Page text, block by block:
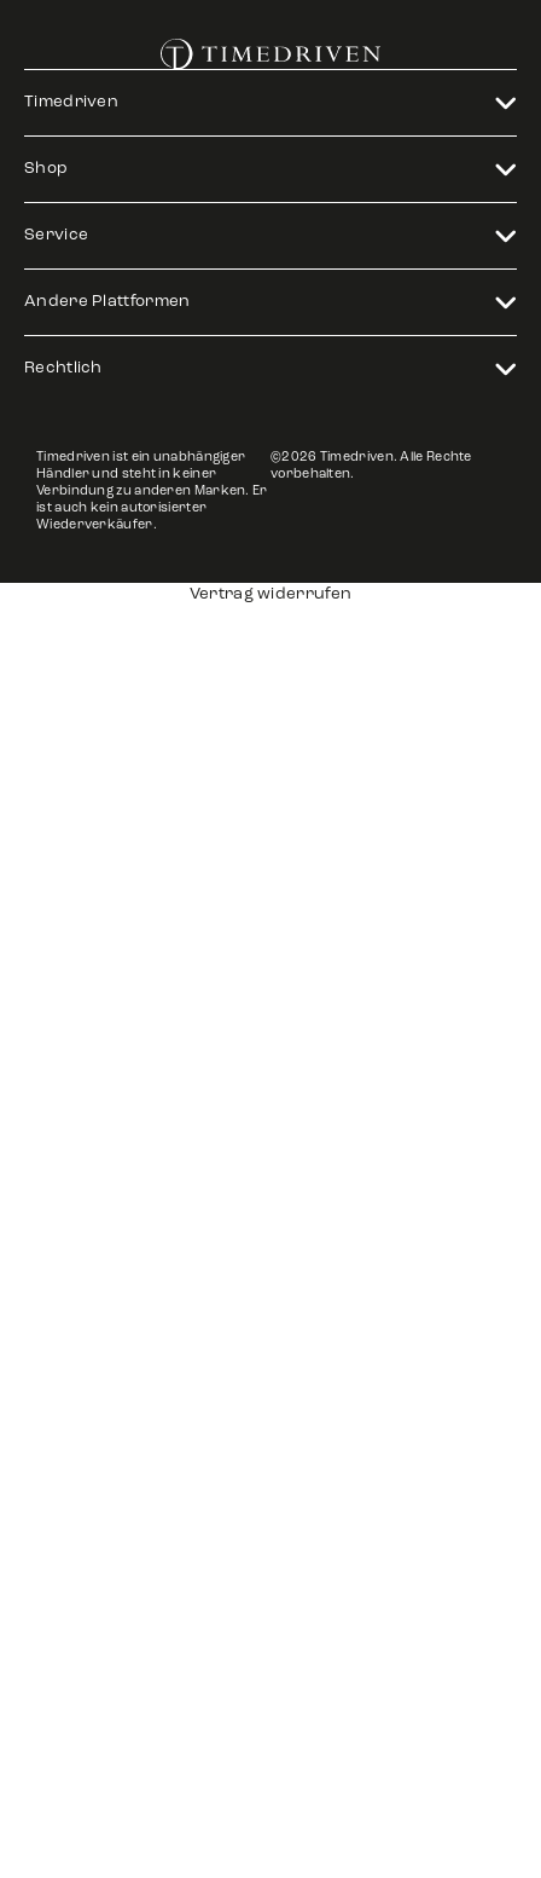
Timedriven
Shop
Service
Andere Plattformen
Rechtlich
Timedriven ist ein unabhängiger
Händler und steht in keiner
Verbindung zu anderen Marken. Er
ist auch kein autorisierter
Wiederverkäufer.
©2026 Timedriven. Alle Rechte
vorbehalten.
Vertrag widerrufen